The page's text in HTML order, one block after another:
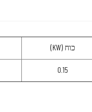
כוח (KW)
0.15